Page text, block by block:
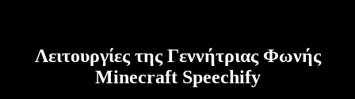
Λειτουργίες της Γεννήτριας Φωνής
Minecraft Speechify